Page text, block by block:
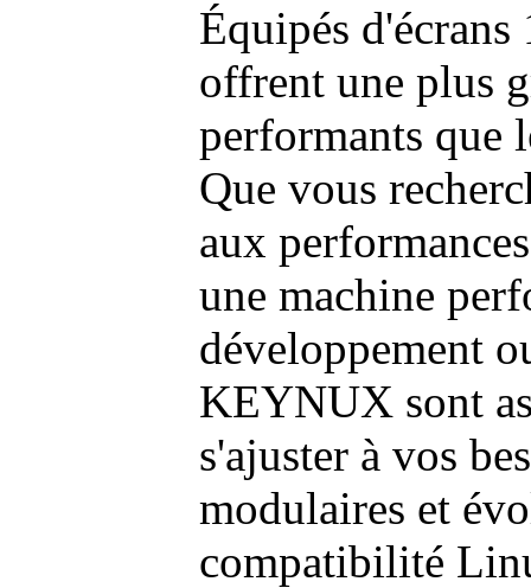
Équipés
offrent une plus
performants que
Que vous
aux
une machine
développement
KEYNUX sont
s'ajuster à vos
modulaires et
compatibilité